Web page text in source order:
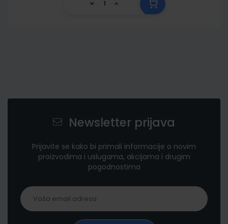
Newsletter prijava
Prijavite se kako bi primali informacije o novim
proizvodima i uslugama, akcijama i drugim
pogodnostima